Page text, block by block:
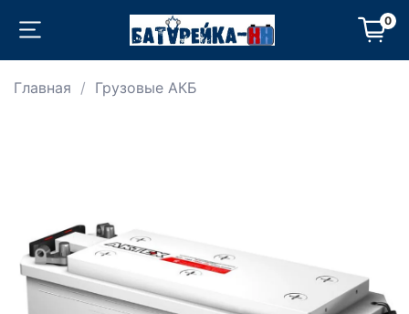
0
Главная Грузовые АКБ